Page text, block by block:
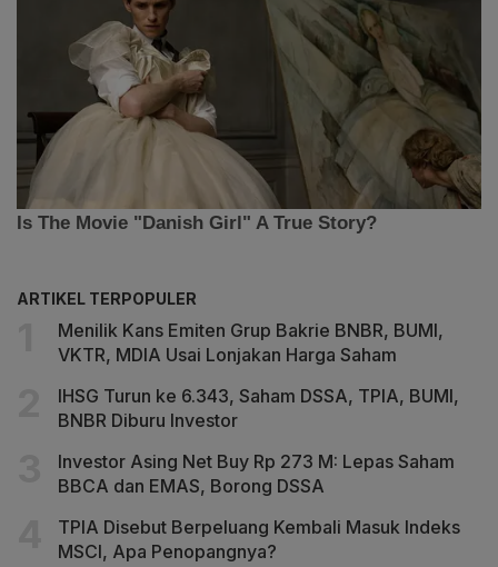
ARTIKEL TERPOPULER
Menilik Kans Emiten Grup Bakrie BNBR, BUMI,
VKTR, MDIA Usai Lonjakan Harga Saham
IHSG Turun ke 6.343, Saham DSSA, TPIA, BUMI,
BNBR Diburu Investor
Investor Asing Net Buy Rp 273 M: Lepas Saham
BBCA dan EMAS, Borong DSSA
TPIA Disebut Berpeluang Kembali Masuk Indeks
MSCI, Apa Penopangnya?